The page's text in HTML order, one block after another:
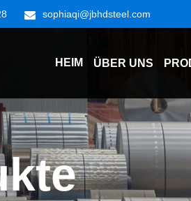
sophiaqi@jbhdsteel.com
HEIM ÜBER UNS